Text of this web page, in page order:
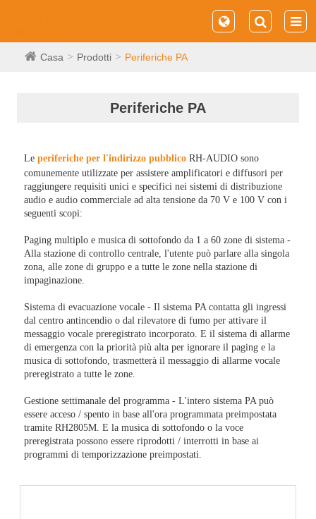
Casa Prodotti Periferiche PA
Periferiche PA
Leperiferiche per l'indirizzo pubblico RH-AUDIO sono
comunemente utilizzate per assistere amplificatori e diffusori per
raggiungere requisiti unici e specifici nei sistemi di distribuzione
audio e audio commerciale ad alta tensione da 70 V e 100 V con i
seguenti scopi:
Paging multiplo e musica di sottofondo da 1 a 60 zone di sistema -
Alla stazione di controllo centrale, l'utente può parlare alla singola
zona, alle zone di gruppo e a tutte le zone nella stazione di
impaginazione.
Sistema di evacuazione vocale - Il sistema PA contatta gli ingressi
dal centro antincendio o dal rilevatore di fumo per attivare il
messaggio vocale preregistrato incorporato. E il sistema di allarme
di emergenza con la priorità più alta per ignorare il paging e la
musica di sottofondo, trasmetterà il messaggio di allarme vocale
preregistrato a tutte le zone.
Gestione settimanale del programma - L'intero sistema PA può
essere acceso / spento in base all'ora programmata preimpostata
tramite RH2805M. E la musica di sottofondo o la voce
preregistrata possono essere riprodotti / interrotti in base ai
programmi di temporizzazione preimpostati.